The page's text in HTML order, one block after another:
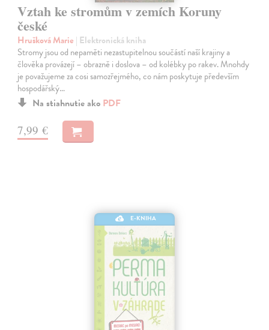
Vztah ke stromům v zemích Koruny
české
Hrušková Marie | Elektronická kniha
Stromy jsou od nepaměti nezastupitelnou součástí naší krajiny a
člověka provázejí – obrazně i doslova – od kolébky po rakev. Mnohdy
je považujeme za cosi samozřejmého, co nám poskytuje především
hospodářský…
Na stiahnutie ako PDF
7,99 €
E-KNIHA